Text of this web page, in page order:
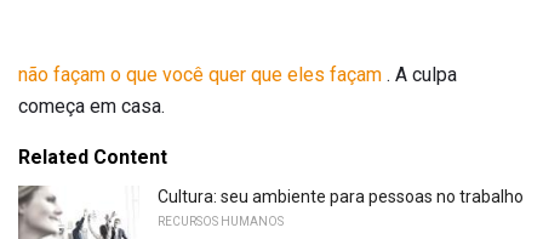
não façam o que você quer que eles façam . A culpa
começa em casa.
Related Content
Cultura: seu ambiente para pessoas no trabalho
RECURSOS HUMANOS